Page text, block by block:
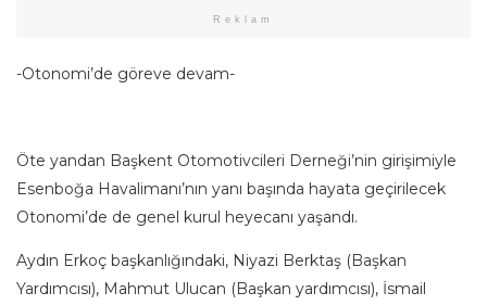
Reklam
-Otonomi’de göreve devam-
Öte yandan Başkent Otomotivcileri Derneği’nin girişimiyle
Esenboğa Havalimanı’nın yanı başında hayata geçirilecek
Otonomi’de de genel kurul heyecanı yaşandı.
Aydın Erkoç başkanlığındaki, Niyazi Berktaş (Başkan
Yardımcısı), Mahmut Ulucan (Başkan yardımcısı), İsmail